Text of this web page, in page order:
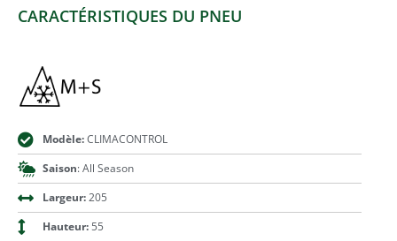
CARACTÉRISTIQUES DU PNEU
Modèle:CLIMACONTROL
Saison: All Season
Largeur:205
Hauteur:55